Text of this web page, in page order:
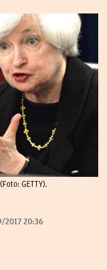
GETTY).
2017 20:36